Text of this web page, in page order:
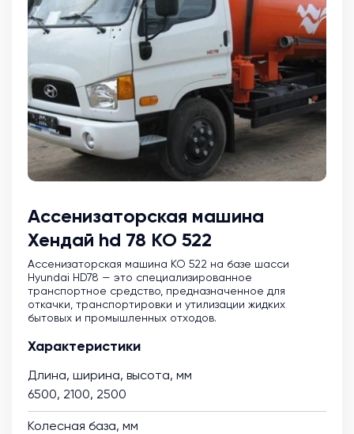
Ассенизаторская машина
Хендай hd 78 КО 522
Ассенизаторская машина KO 522 на базе шасси
Hyundai HD78 — это специализированное
транспортное средство, предназначенное для
откачки, транспортировки и утилизации жидких
бытовых и промышленных отходов.
Характеристики
Длина, ширина, высота, мм
6500, 2100, 2500
Колесная база, мм